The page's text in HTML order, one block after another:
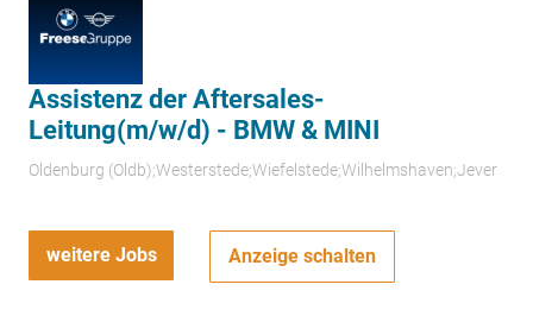
Assistenz der Aftersales-
Leitung(m/w/d) - BMW & MINI
Oldenburg (Oldb);Westerstede;Wiefelstede;Wilhelmshaven;Jever
weitere Jobs Anzeige schalten